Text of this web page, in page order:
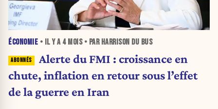
ÉCONOMIE • IL Y A 4 MOIS• PAR HARRISON DU BUS
Alerte du FMI : croissance en
chute, inflation en retour sous l’effet
de la guerre en Iran